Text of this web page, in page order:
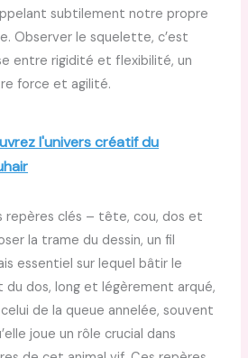
subtilement notre propre
Observer le squelette, c’est
entre rigidité et flexibilité, un
force et agilité.
l'univers créatif du
repères clés – tête, cou, dos et
la trame du dessin, un fil
essentiel sur lequel bâtir le
dos, long et légèrement arqué,
de la queue annelée, souvent
joue un rôle crucial dans